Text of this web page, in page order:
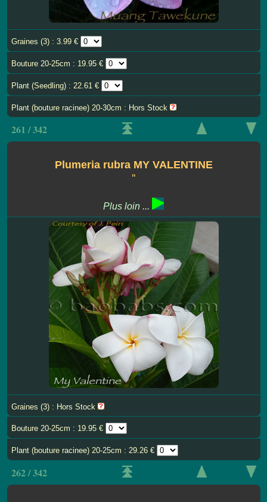
Graines (3) : 3.99 €
Bouture 20-25cm : 19.95 €
Plant (Seedling) : 22.61 €
Plant (bouture racinee) 20-30cm : Hors Stock
261 / 342
Plumeria rubra MY VALENTINE
''
Plus loin ...
Graines (3) : Hors Stock
Bouture 20-25cm : 19.95 €
Plant (bouture racinee) 20-25cm : 29.26 €
262 / 342